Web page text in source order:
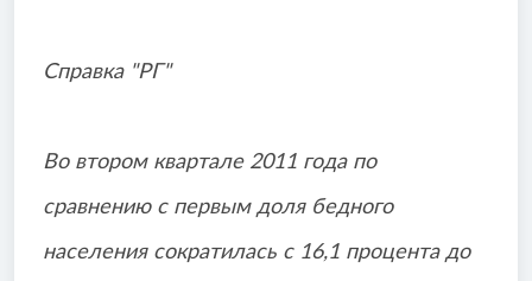
Справка "РГ"
Во втором квартале 2011 года по
сравнению с первым доля бедного
населения сократилась с 16,1 процента до